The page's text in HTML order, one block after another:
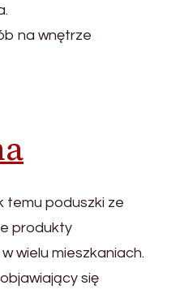
na wnętrze
temu poduszki ze
produkty
wielu mieszkaniach.
się